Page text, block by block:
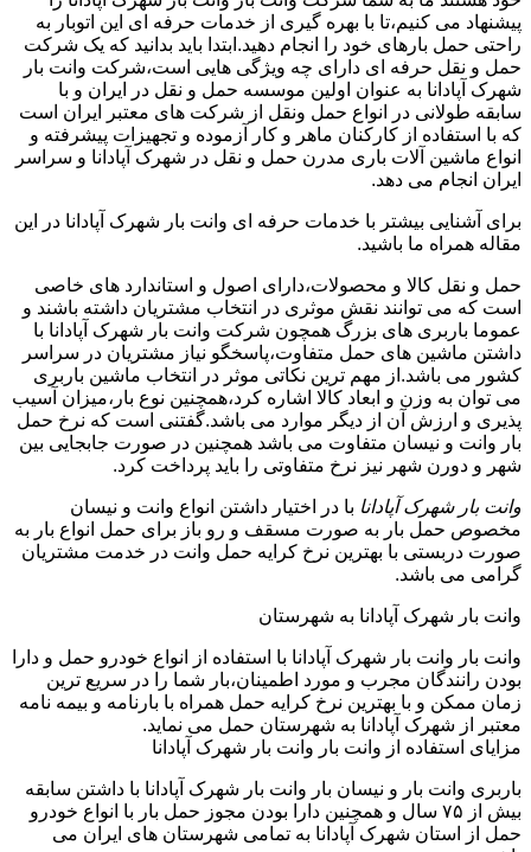
پیشنهاد می کنیم،تا با بهره گیری از خدمات حرفه ای این اتوبار به
راحتی حمل بارهای خود را انجام دهید.ابتدا باید بدانید که یک شرکت
حمل و نقل حرفه ای دارای چه ویژگی هایی است،شرکت وانت بار
شهرک آپادانا به عنوان اولین موسسه حمل و نقل در ایران و با
سابقه طولانی در انواع حمل ونقل از شرکت های معتبر ایران است
که با استفاده از کارکنان ماهر و کار آزموده و تجهیزات پیشرفته و
انواع ماشین آلات باری مدرن حمل و نقل در شهرک آپادانا و سراسر
ایران انجام می دهد.
برای آشنایی بیشتر با خدمات حرفه ای وانت بار شهرک آپادانا در این
مقاله همراه ما باشید.
حمل و نقل کالا و محصولات،دارای اصول و استاندارد های خاصی
است که می توانند نقش موثری در انتخاب مشتریان داشته باشند و
عموما باربری های بزرگ همچون شرکت وانت بار شهرک آپادانا با
داشتن ماشین های حمل متفاوت،پاسخگو نیاز مشتریان در سراسر
کشور می باشد.از مهم ترین نکاتی موثر در انتخاب ماشین باربری
می توان به وزن و ابعاد کالا اشاره کرد،همچنین نوع بار،میزان آسیب
پذیری و ارزش آن از دیگر موارد می باشد.گفتنی است که نرخ حمل
بار وانت و نیسان متفاوت می باشد همچنین در صورت جابجایی بین
شهر و دورن شهر نیز نرخ متفاوتی را باید پرداخت کرد.
وانت بار شهرک آپادانا با در اختیار داشتن انواع وانت و نیسان
مخصوص حمل بار به صورت مسقف و رو باز برای حمل انواع بار به
صورت دربستی با بهترین نرخ کرایه حمل وانت در خدمت مشتریان
گرامی می باشد.
وانت بار شهرک آپادانا به شهرستان
وانت بار وانت بار شهرک آپادانا با استفاده از انواع خودرو حمل و دارا
بودن رانندگان مجرب و مورد اطمینان،بار شما را در سریع ترین
زمان ممکن و با بهترین نرخ کرایه حمل همراه با بارنامه و بیمه نامه
معتبر از شهرک آپادانا به شهرستان حمل می نماید.
مزایای استفاده از وانت بار وانت بار شهرک آپادانا
باربری وانت بار و نیسان بار وانت بار شهرک آپادانا با داشتن سابقه
بیش از ۷۵ سال و همچنین دارا بودن مجوز حمل بار با انواع خودرو
حمل از استان شهرک آپادانا به تمامی شهرستان های ایران می